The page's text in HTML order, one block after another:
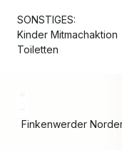
SONSTIGES:
Kinder Mitmachaktion
Toiletten
Finkenwerder